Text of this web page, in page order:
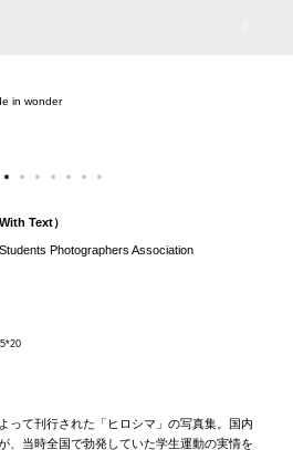
Text）
Photographers Association
って刊行された「ヒロシマ」の写真集。国内
、当時全国で勃発していた学生運動の実情を